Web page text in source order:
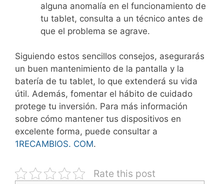
alguna anomalía en el funcionamiento de
tu tablet, consulta a un técnico antes de
que el problema se agrave.
Siguiendo estos sencillos consejos, asegurarás
un buen mantenimiento de la pantalla y la
batería de tu tablet, lo que extenderá su vida
útil. Además, fomentar el hábito de cuidado
protege tu inversión. Para más información
sobre cómo mantener tus dispositivos en
excelente forma, puede consultar a
1RECAMBIOS. COM.
Rate this post